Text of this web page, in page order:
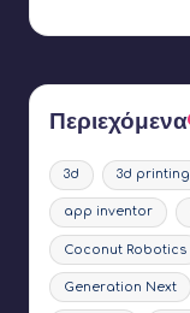
Περιεχόμενα
3d 3d printing
app inventor
Coconut Robotics
Generation Next